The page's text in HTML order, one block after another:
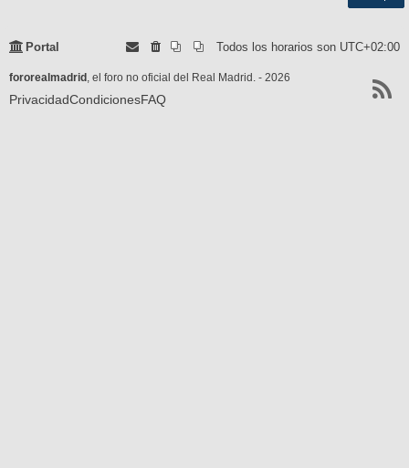
Portal Todos los horarios son UTC+02:00
fororealmadrid , el foro no oficial del Real Madrid. - 2026
PrivacidadCondicionesFAQ